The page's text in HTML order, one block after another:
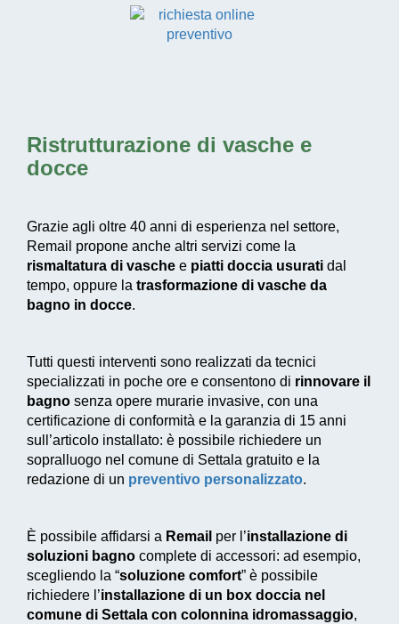
Ristrutturazione di vasche e
docce
Grazie agli oltre 40 anni di esperienza nel settore,
Remail propone anche altri servizi come la
rismaltatura di vasche e piatti doccia usurati dal
tempo, oppure la trasformazione di vasche da
bagno in docce.
Tutti questi interventi sono realizzati da tecnici
specializzati in poche ore e consentono di rinnovare il
bagno senza opere murarie invasive, con una
certificazione di conformità e la garanzia di 15 anni
sull’articolo installato: è possibile richiedere un
sopralluogo nel comune di Settala gratuito e la
redazione di un preventivo personalizzato.
È possibile affidarsi a Remail per l’installazione di
soluzioni bagno complete di accessori: ad esempio,
scegliendo la “soluzione comfort” è possibile
richiedere l’installazione di un box doccia nel
comune di Settala con colonnina idromassaggio,